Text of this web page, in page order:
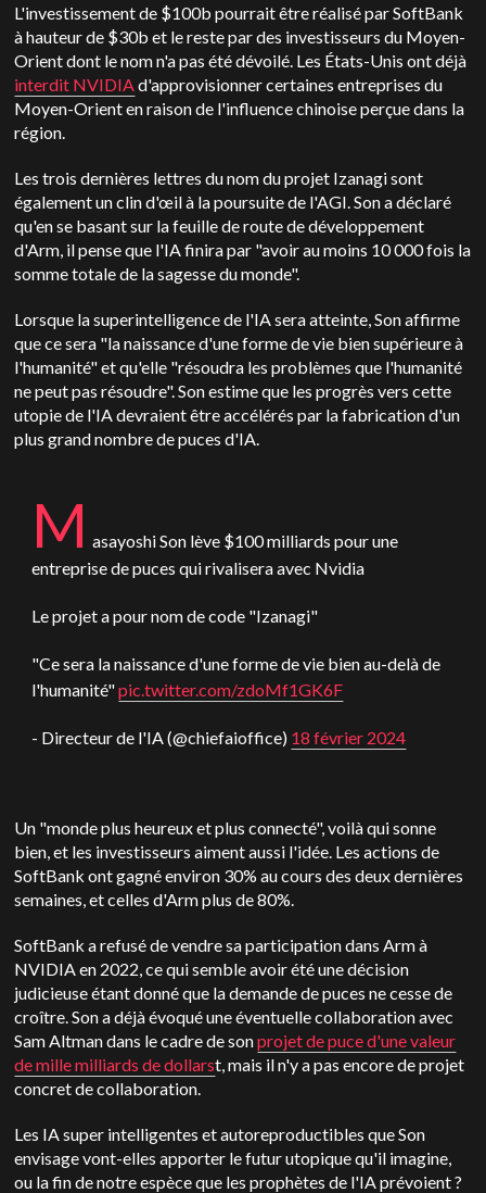
L'investissement de $100b pourrait être réalisé par SoftBank
à hauteur de $30b et le reste par des investisseurs du Moyen-
Orient dont le nom n'a pas été dévoilé. Les États-Unis ont déjà
interdit NVIDIAd'approvisionner certaines entreprises du
Moyen-Orient en raison de l'influence chinoise perçue dans la
région.
Les trois dernières lettres du nom du projet Izanagi sont
également un clin d'œil à la poursuite de l'AGI. Son a déclaré
qu'en se basant sur la feuille de route de développement
d'Arm, il pense que l'IA finira par "avoir au moins 10 000 fois la
somme totale de la sagesse du monde".
Lorsque la superintelligence de l'IA sera atteinte, Son affirme
que ce sera "la naissance d'une forme de vie bien supérieure à
l'humanité" et qu'elle "résoudra les problèmes que l'humanité
ne peut pas résoudre". Son estime que les progrès vers cette
utopie de l'IA devraient être accélérés par la fabrication d'un
plus grand nombre de puces d'IA.
M asayoshi Son lève $100 milliards pour une
entreprise de puces qui rivalisera avec Nvidia
Le projet a pour nom de code "Izanagi"
"Ce sera la naissance d'une forme de vie bien au-delà de
l'humanité"pic.twitter.com/zdoMf1GK6F
- Directeur de l'IA (@chiefaioffice) 18 février 2024
Un "monde plus heureux et plus connecté", voilà qui sonne
bien, et les investisseurs aiment aussi l'idée. Les actions de
SoftBank ont gagné environ 30% au cours des deux dernières
semaines, et celles d'Arm plus de 80%.
SoftBank a refusé de vendre sa participation dans Arm à
NVIDIA en 2022, ce qui semble avoir été une décision
judicieuse étant donné que la demande de puces ne cesse de
croître. Son a déjà évoqué une éventuelle collaboration avec
Sam Altman dans le cadre de sonprojet de puce d'une valeur
de mille milliards de dollarst, mais il n'y a pas encore de projet
concret de collaboration.
Les IA super intelligentes et autoreproductibles que Son
envisage vont-elles apporter le futur utopique qu'il imagine,
ou la fin de notre espèce que les prophètes de l'IA prévoient ?